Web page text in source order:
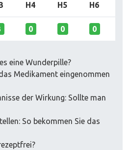
H4 H5 H6
0 0 0
eine Wunderpille?
Medikament eingenommen
der Wirkung: Sollte man
So bekommen Sie das